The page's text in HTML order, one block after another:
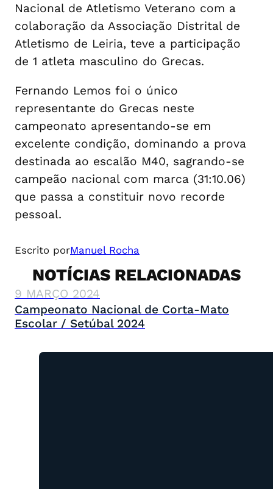
Nacional de Atletismo Veterano com a
colaboração da Associação Distrital de
Atletismo de Leiria, teve a participação
de 1 atleta masculino do Grecas.
Fernando Lemos foi o único
representante do Grecas neste
campeonato apresentando-se em
excelente condição, dominando a prova
destinada ao escalão M40, sagrando-se
campeão nacional com marca (31:10.06)
que passa a constituir novo recorde
pessoal.
Escrito porManuel Rocha
NOTÍCIAS RELACIONADAS
9 MARÇO 2024
Campeonato Nacional de Corta-Mato
Escolar / Setúbal 2024